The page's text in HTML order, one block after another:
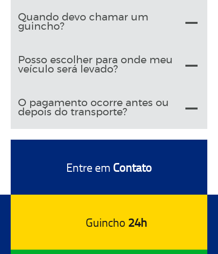
Quando devo chamar um
guincho?
Posso escolher para onde meu
veículo será levado?
O pagamento ocorre antes ou
depois do transporte?
Guincho 24h
Entre em Contato